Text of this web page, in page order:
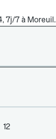
7j/7 à Moreuil.
12